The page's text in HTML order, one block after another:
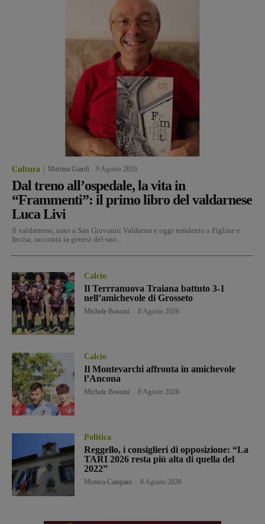
Cultura Martina Giardi 9 Agosto 2026
Dal treno all’ospedale, la vita in
“Frammenti”: il primo libro del valdarnese
Luca Livi
Il valdarnese, nato a San Giovanni Valdarno e oggi residente a Figline e
Incisa, racconta la genesi del suo...
Calcio
Il Terrranuova Traiana battuto 3-1
nell’amichevole di Grosseto
Michele Bossini 8 Agosto 2026
Calcio
Il Montevarchi affronta in amichevole
l’Ancona
Michele Bossini 8 Agosto 2026
Politica
Reggello, i consiglieri di opposizione: “La
TARI 2026 resta più alta di quella del
2022”
Monica Campani 8 Agosto 2026